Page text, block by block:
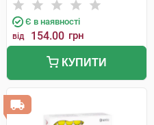
Є в наявності
від 154.00 грн
КУПИТИ